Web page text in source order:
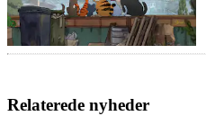
Relaterede nyheder